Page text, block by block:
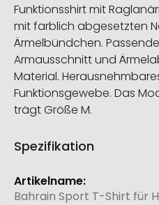
Funktionsshirt mit
mit farblich abgesetzten
Ärmelbündchen.
Armausschnitt und
Material.
Funktionsgewebe. Das
trägt Größe M.
Spezifikation
Weitere
Informationen
Bahrain Sport T-Shirt für